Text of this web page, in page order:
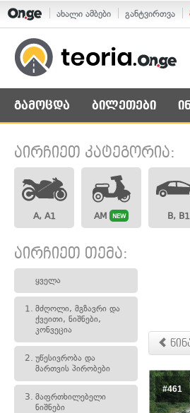
ახალი ამბები განტვირთვა
გამოცდა ბილეთები
აირჩიეთ კატეგორია:
A, A1 AM NEW B, B1
აირჩიეთ თემა:
ყველა
1. მძღოლი, მგზავრი და
ქვეითი, ნიშნები,
კონვეცია
2. უწესივრობა და
მართვის პირობები
3. მაფრთხილებელი
ნიშნები
#461